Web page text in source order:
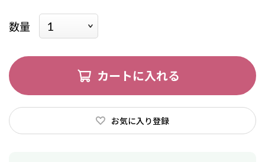
数量
カートに入れる
お気に入り登録